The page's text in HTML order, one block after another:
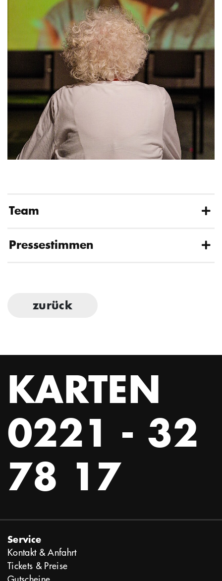
Team
Pressestimmen
zurück
KARTEN
0221 - 32
78 17
Service
Kontakt & Anfahrt
Tickets & Preise